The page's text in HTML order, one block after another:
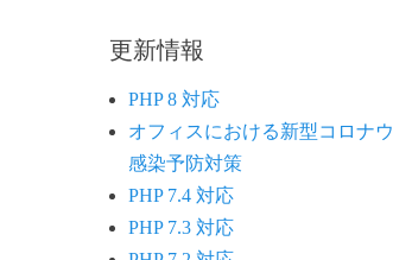
更新情報
PHP 8 対応
オフィスにおける新型コロナ
感染予防対策
PHP 7.4 対応
PHP 7.3 対応